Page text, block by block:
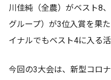
川佳純（全農）がベスト8
グループ）が3位入賞を果
イナルでもベスト4に入る活
今回の3大会は、新型コロ